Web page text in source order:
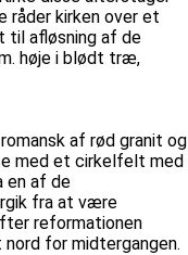
råder kirken over et
til afløsning af de
høje i blødt træ,
af rød granit og
med et cirkelfelt med
en af de
fra at være
reformationen
for midtergangen.